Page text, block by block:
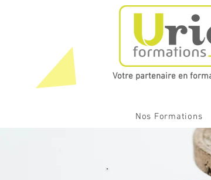
Votre partenaire en
Nos Formations